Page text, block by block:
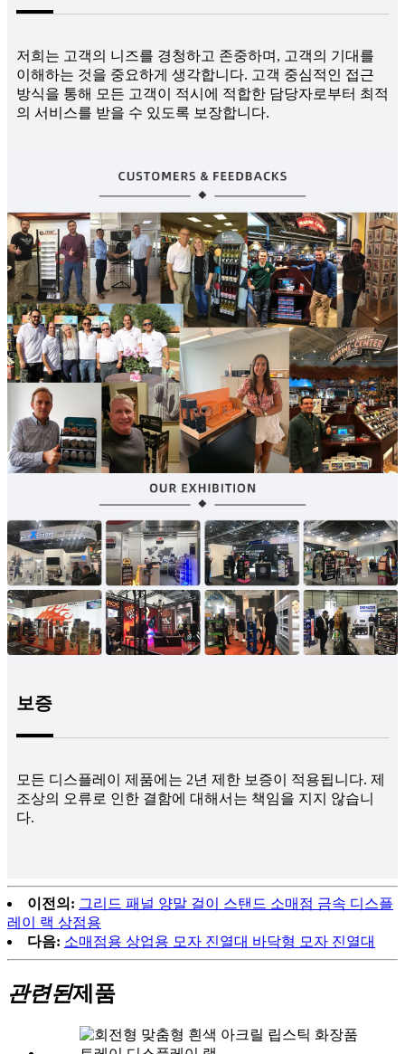
저희는 고객의 니즈를 경청하고 존중하며, 고객의 기대를
이해하는 것을 중요하게 생각합니다. 고객 중심적인 접근
방식을 통해 모든 고객이 적시에 적합한 담당자로부터 최적
의 서비스를 받을 수 있도록 보장합니다.
보증
모든 디스플레이 제품에는 2년 제한 보증이 적용됩니다. 제
조상의 오류로 인한 결함에 대해서는 책임을 지지 않습니
다.
이전의: 그리드 패널 양말 걸이 스탠드 소매점 금속 디스플
레이 랙 상점용
다음: 소매점용 상업용 모자 진열대 바닥형 모자 진열대
관련된제품